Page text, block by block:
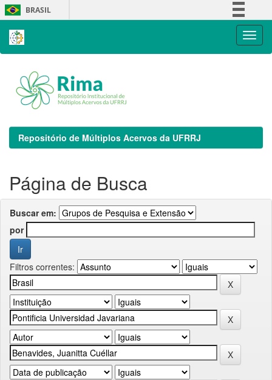
Skip
navigation
BRASIL
Repositório de Múltiplos Acervos da UFRRJ
Página de Busca
Buscar em:
por
Filtros correntes: